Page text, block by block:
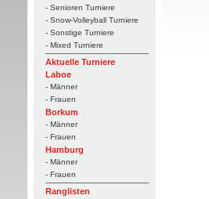
- Senioren Turniere
- Snow-Volleyball Turniere
- Sonstige Turniere
- Mixed Turniere
Aktuelle Turniere
Laboe
- Männer
- Frauen
Borkum
- Männer
- Frauen
Hamburg
- Männer
- Frauen
Ranglisten